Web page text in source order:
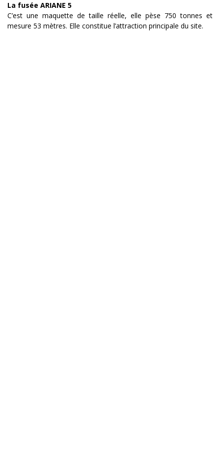
La fusée ARIANE 5
C’est une maquette de taille réelle, elle pèse 750 tonnes et
mesure 53 mètres. Elle constitue l’attraction principale du site.